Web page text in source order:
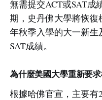
無需提交ACT或SAT成
期，史丹佛大學將恢復
年秋季入學的大一新
SAT成績。
為什麼美國大學重新要
根據哈佛官宣，主要有